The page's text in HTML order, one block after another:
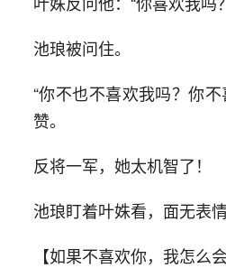
池琅被问住。
“你不也不喜欢我吗？你
赞。
反将一军，她太机智了！
池琅盯着叶姝看，面无表
【如果不喜欢你，我怎么